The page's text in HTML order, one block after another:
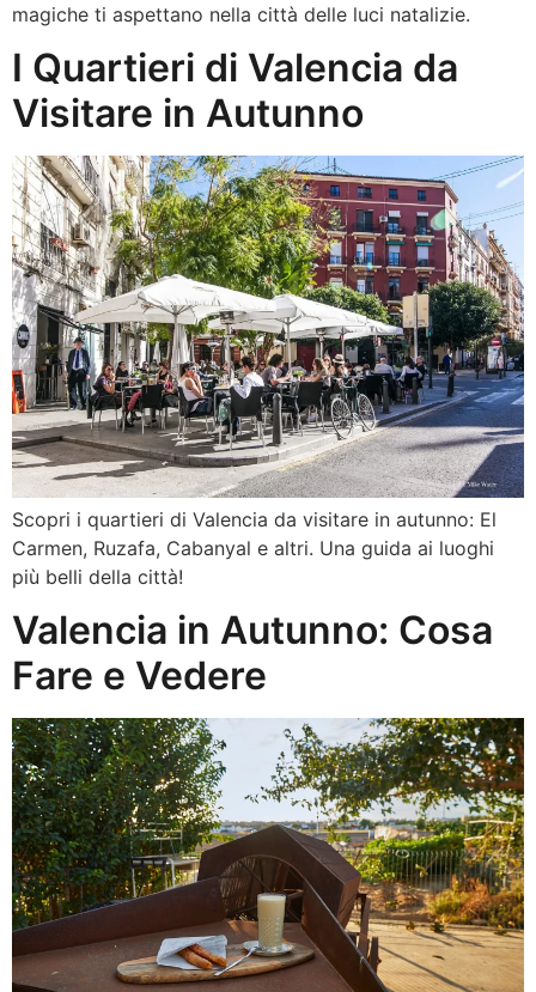
magiche ti aspettano nella città delle luci natalizie.
I Quartieri di Valencia da
Visitare in Autunno
Scopri i quartieri di Valencia da visitare in autunno: El
Carmen, Ruzafa, Cabanyal e altri. Una guida ai luoghi
più belli della città!
Valencia in Autunno: Cosa
Fare e Vedere